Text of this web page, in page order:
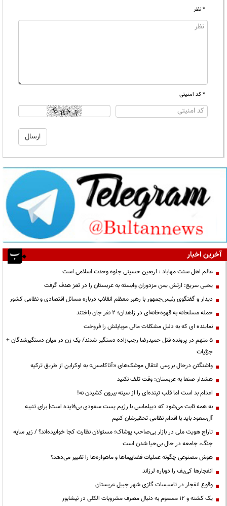
* نظر
* کد امنیتی
آخرین اخبار
عالم اهل سنت مهاباد : اربعین حسینی جلوه وحدت اسلامی است
یحیی سریع: ارتش یمن مزدوران وابسته به عربستان را در تعز هدف گرفت
دیدار و گفتگوی رئیس‌جمهور با رهبر معظم انقلاب درباره مسائل اقتصادی و نظامی کشور
حمله مسلحانه به قهوه‌خانه‌ای در زاهدان؛ ۲ نفر جان باختند
نماینده ای که به دلیل مشکلات مالی موبایلش را فروخت
۵ متهم در پرونده قتل حمیدرضا رجب‌زاده دستگیر شدند/ یک زن در میان دستگیرشدگان +
جزئیات
واشنگتن درحال بررسی انتقال موشک‌های «آتاکامس» به اوکراین از طریق ترکیه
هشدار صنعا به عربستان: وقت تلف نکنید
اعدام بد است اما قلب تپنده‌ای را از سینه بیرون کشیدن نه!
به همه ثابت می‌شود که دیپلماسی با رژیم پست سعودی بی‌فایده است| برای تنبیه
آل‌سعود باید با اقدام نظامی تحقیرشان کنیم
تاراج هویت ملی در بازار بی‌صاحب پوشاک؛ مسئولان نظارت کجا خوابیده‌اند؟ / زیر سایه
جنگ، جامعه در حال بی‌حیا شدن است
هوش مصنوعی چگونه عملیات فضاپیماها و ماهواره‌ها را تغییر می‌دهد؟
انفجارها کی‌یف را دوباره لرزاند
وقوع انفجار در تاسیسات گازی شهر جبیل عربستان
یک کشته و ۱۲ مسموم به دنبال مصرف مشروبات الکلی در نیشابور